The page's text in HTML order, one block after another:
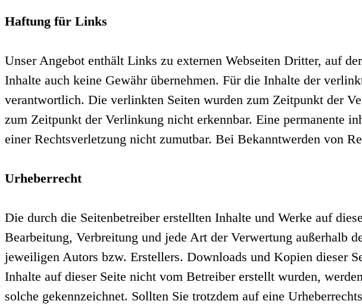
Haftung für Links
Unser Angebot enthält Links zu externen Webseiten Dritter, auf
Inhalte auch keine Gewähr übernehmen. Für die Inhalte der
verantwortlich. Die verlinkten Seiten wurden zum Zeitpunkt der
zum Zeitpunkt der Verlinkung nicht erkennbar. Eine permanente
einer Rechtsverletzung nicht zumutbar. Bei Bekanntwerden von
Urheberrecht
Die durch die Seitenbetreiber erstellten Inhalte und Werke auf
Bearbeitung, Verbreitung und jede Art der Verwertung außerhalb
jeweiligen Autors bzw. Erstellers. Downloads und Kopien dieser
Inhalte auf dieser Seite nicht vom Betreiber erstellt wurden,
solche gekennzeichnet. Sollten Sie trotzdem auf eine